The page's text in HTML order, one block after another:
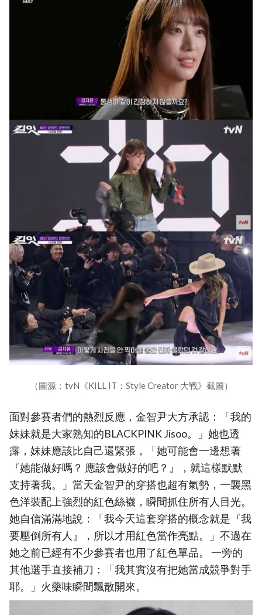
（圖源：tvN《KILL IT：Style Creator 大戰》截圖）
面對參賽者們的熱烈反應，金智尹大方承認：「我的
妹妹就是大家熟知的BLACKPINK Jisoo。」她也透
露，妹妹應該比自己還緊張，「她可能會一邊想著
『她能做好嗎？ 應該會做好的吧？』，就這樣默默
支持著我。」當天金智尹的穿搭也超有氣勢，一襲黑
色洋裝配上強烈的紅色絲襪，瞬間抓住所有人目光。
她自信滿滿地說：「我今天這套穿搭的概念就是『我
要壓倒所有人』，所以才用紅色當作亮點。」不過在
她之前已經有不少參賽者也用了紅色單品。 一旁的
其他選手直接補刀：「我其實沒有把她當成競爭對手
耶。」火藥味瞬間飄散開來。